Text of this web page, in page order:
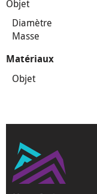
Objet
Diamètre
Masse
Matériaux
Objet